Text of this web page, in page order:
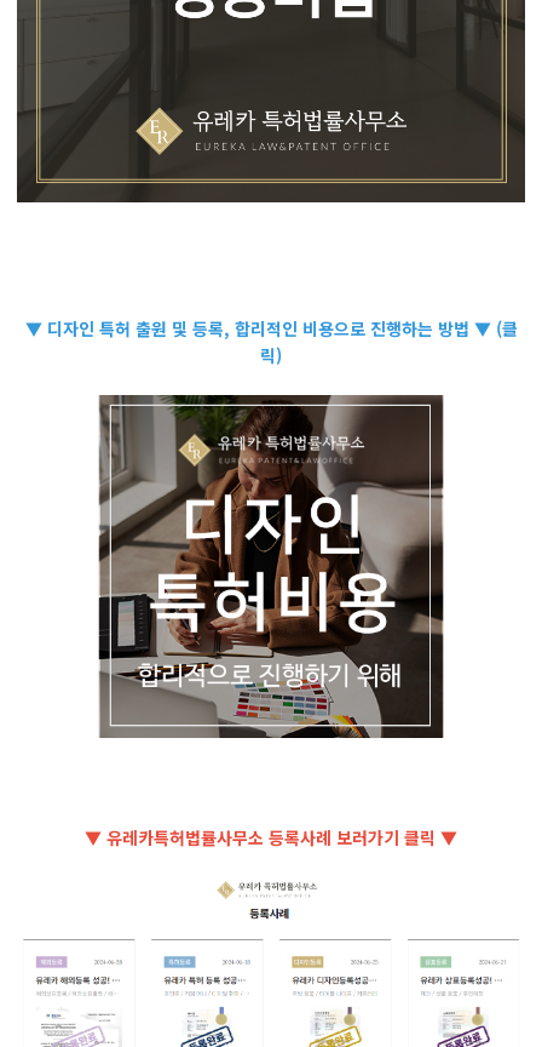
▼ 디자인 특허 출원 및 등록, 합리적인 비용으로 진행하는 방법 ▼ (클
릭)
▼ 유레카특허법률사무소 등록사례 보러가기 클릭 ▼